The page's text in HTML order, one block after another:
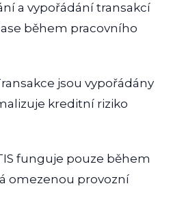
a vypořádání transakcí
během pracovního
jsou vypořádány
kreditní riziko
funguje pouze během
omezenou provozní